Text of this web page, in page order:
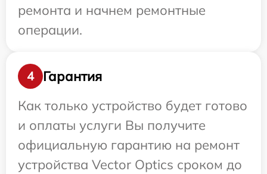
ремонта и начнем ремонтные
операции.
4
Гарантия
Как только устройство будет готово
и оплаты услуги Вы получите
официальную гарантию на ремонт
устройства Vector Optics сроком до